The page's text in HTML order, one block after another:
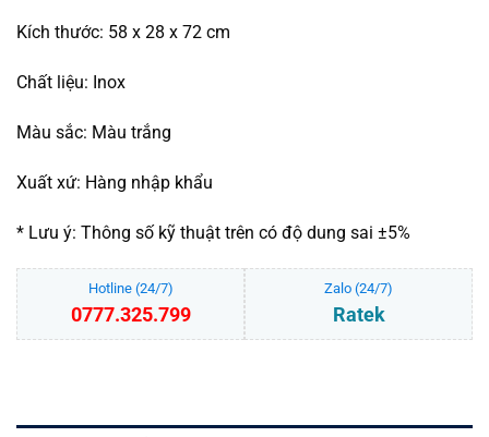
Kích thước: 58 x 28 x 72 cm
Chất liệu: Inox
Màu sắc: Màu trắng
Xuất xứ: Hàng nhập khẩu
* Lưu ý: Thông số kỹ thuật trên có độ dung sai ±5%
Hotline (24/7)
0777.325.799
Zalo (24/7)
Ratek